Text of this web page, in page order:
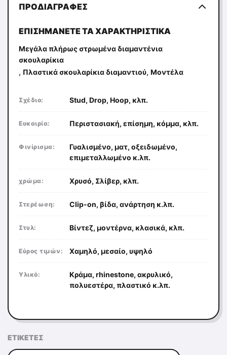
ΠΡΟΔΙΑΓΡΑΦΈΣ
ΕΠΙΣΗΜΆΝΕΤΕ ΤΑ ΧΑΡΑΚΤΗΡΙΣΤΙΚΆ
Μεγάλα πλήρως στρωμένα διαμαντένια
σκουλαρίκια
, Πλαστικά σκουλαρίκια διαμαντιού, Μοντέλα
Σχέδιο: Stud, Drop, Hoop, κλπ.
Ευκαιρία: Περιστασιακή, επίσημη, κόμμα, κλπ.
Φινίρισμα:
Γυαλισμένο, ματ, οξειδωμένο,
επιμεταλλωμένο κ.λπ.
χρώμα: Χρυσό, Σλίβερ, κλπ.
Στερέωση: Clip-on, βίδα, ανάρτηση κ.λπ.
Στυλ: Βίντεζ, μοντέρνα, κλασικά, κλπ.
Εύρος τιμών: Χαμηλό, μεσαίο, υψηλό
Υλικό:
Κράμα, rhinestone, ακρυλικό,
πολυεστέρα, πλαστικό κ.λπ.
ΕΤΙΚΈΤΕΣ